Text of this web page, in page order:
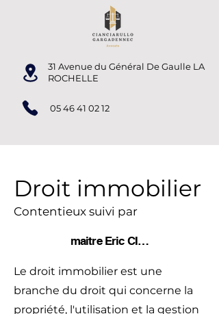
05 46 41 02 12
31 Avenue du Général De Gaulle LA
ROCHELLE
Droit immobilier
Contentieux suivi par
maitre Eric CIANCIARULLO
Le droit immobilier est une
branche du droit qui concerne la
propriété, l'utilisation et la gestion